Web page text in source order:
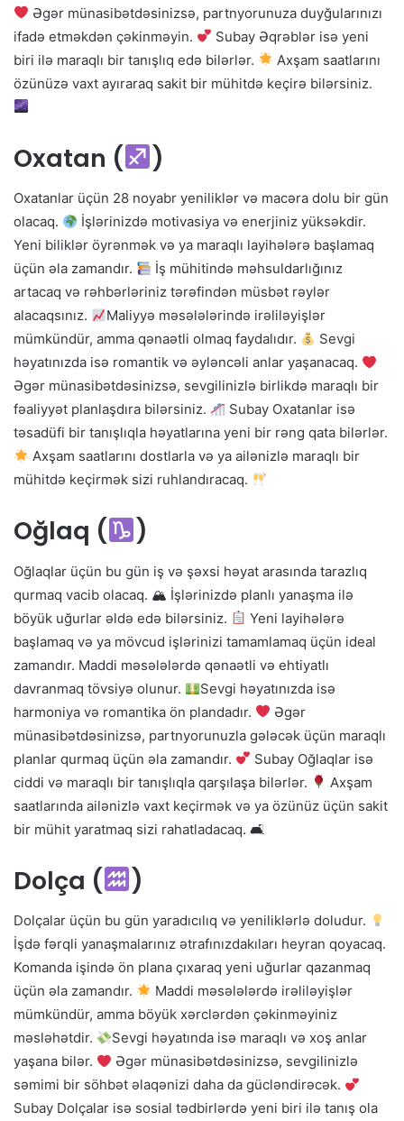
Əgər münasibətdəsinizsə, partnyorunuza duyğularınızı
ifadə etməkdən çəkinməyin.
Subay Əqrəblər isə yeni
biri ilə maraqlı bir tanışlıq edə bilərlər.
Axşam saatlarını
özünüzə vaxt ayıraraq sakit bir mühitdə keçirə bilərsiniz.
Oxatan ( )
Oxatanlar üçün 28 noyabr yeniliklər və macəra dolu bir gün
olacaq.
İşlərinizdə motivasiya və enerjiniz yüksəkdir.
Yeni biliklər öyrənmək və ya maraqlı layihələrə başlamaq
üçün əla zamandır.
İş mühitində məhsuldarlığınız
artacaq və rəhbərləriniz tərəfindən müsbət rəylər
alacaqsınız.
Maliyyə məsələlərində irəliləyişlər
mümkündür, amma qənaətli olmaq faydalıdır.
Sevgi
həyatınızda isə romantik və əyləncəli anlar yaşanacaq.
Əgər münasibətdəsinizsə, sevgilinizlə birlikdə maraqlı bir
fəaliyyət planlaşdıra bilərsiniz.
Subay Oxatanlar isə
təsadüfi bir tanışlıqla həyatlarına yeni bir rəng qata bilərlər.
Axşam saatlarını dostlarla və ya ailənizlə maraqlı bir
mühitdə keçirmək sizi ruhlandıracaq.
Oğlaq ( )
Oğlaqlar üçün bu gün iş və şəxsi həyat arasında tarazlıq
qurmaq vacib olacaq. 🏔 İşlərinizdə planlı yanaşma ilə
böyük uğurlar əldə edə bilərsiniz.
Yeni layihələrə
başlamaq və ya mövcud işlərinizi tamamlamaq üçün ideal
zamandır. Maddi məsələlərdə qənaətli və ehtiyatlı
davranmaq tövsiyə olunur.
Sevgi həyatınızda isə
harmoniya və romantika ön plandadır.
Əgər
münasibətdəsinizsə, partnyorunuzla gələcək üçün maraqlı
planlar qurmaq üçün əla zamandır.
Subay Oğlaqlar isə
ciddi və maraqlı bir tanışlıqla qarşılaşa bilərlər.
Axşam
saatlarında ailənizlə vaxt keçirmək və ya özünüz üçün sakit
bir mühit yaratmaq sizi rahatladacaq. 🛋
Dolça ( )
Dolçalar üçün bu gün yaradıcılıq və yeniliklərlə doludur.
İşdə fərqli yanaşmalarınız ətrafınızdakıları heyran qoyacaq.
Komanda işində ön plana çıxaraq yeni uğurlar qazanmaq
üçün əla zamandır.
Maddi məsələlərdə irəliləyişlər
mümkündür, amma böyük xərclərdən çəkinməyiniz
məsləhətdir.
Sevgi həyatında isə maraqlı və xoş anlar
yaşana bilər.
Əgər münasibətdəsinizsə, sevgilinizlə
səmimi bir söhbət əlaqənizi daha da gücləndirəcək.
Subay Dolçalar isə sosial tədbirlərdə yeni biri ilə tanış ola